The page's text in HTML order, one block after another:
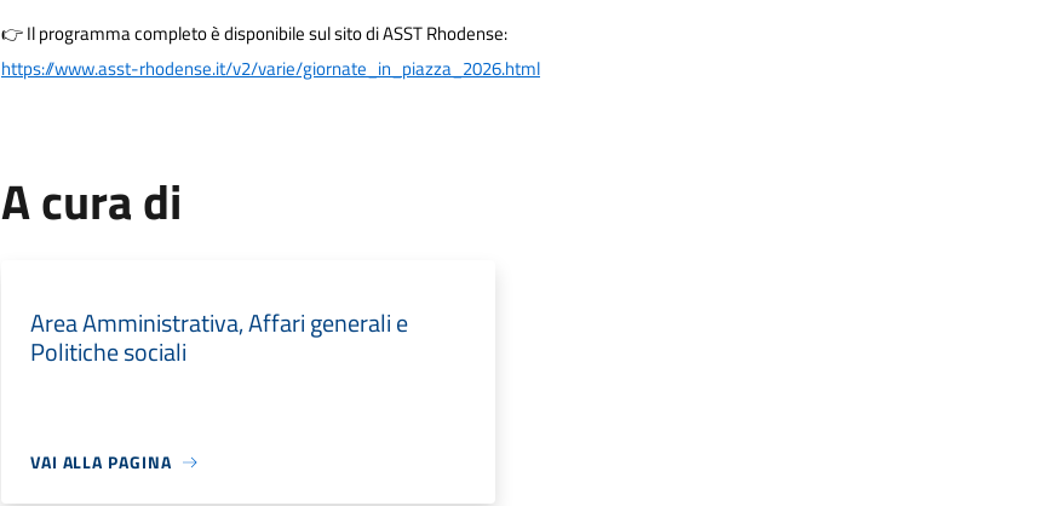
👉Il programma completo è disponibile sul sito di ASST Rhodense:
https://www.asst-rhodense.it/v2/varie/giornate_in_piazza_2026.html
A cura di
Area Amministrativa, Affari generali e
Politiche sociali
VAI ALLA PAGINA